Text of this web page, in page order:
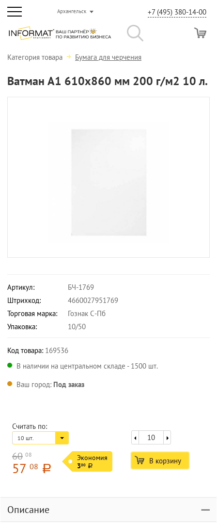
Архангельск +7 (495) 380-14-00
Категория товара Бумага для черчения
Ватман А1 610х860 мм 200 г/м2 10 л.
Артикул:
БЧ-1769
Штрихкод:
4660027951769
Торговая марка:
Гознак С-Пб
Упаковка:
10/50
Код товара: 169536
В наличии на центральном складе - 1500 шт.
Ваш город: Под заказ
Считать по:
10 шт.
60 08
57 08 a
Экономия
300 a
В корзину
Описание